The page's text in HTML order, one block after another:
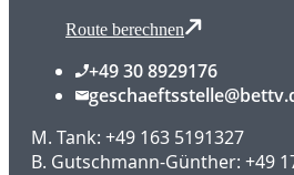
Route berechnen
+49 30 8929176
M. Tank: +49 163 5191327
B. Gutschmann-Günther: +49